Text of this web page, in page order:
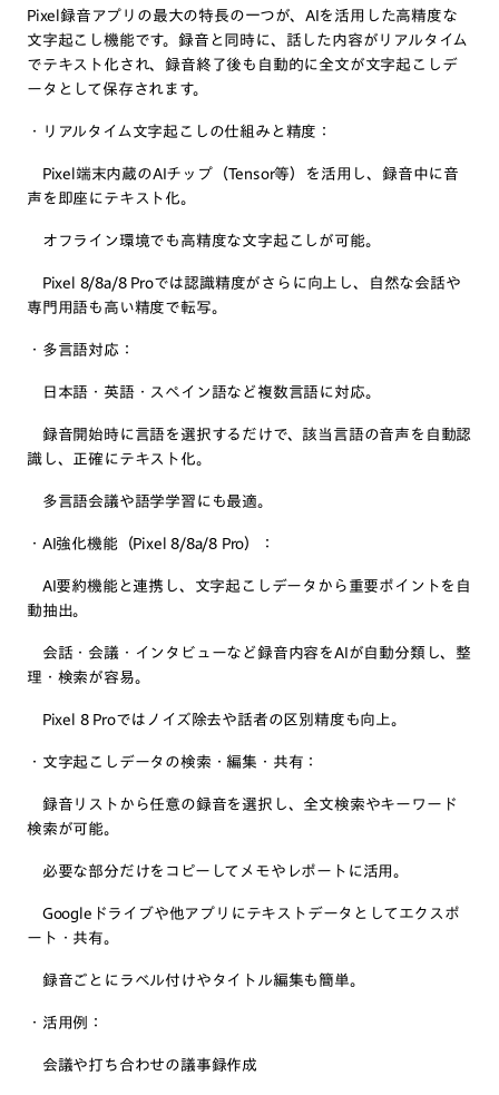
Pixel録音アプリの最大の特長の一つが、AIを活用した高精度な
文字起こし機能です。録音と同時に、話した内容がリアルタイム
でテキスト化され、録音終了後も自動的に全文が文字起こしデ
ータとして保存されます。
・リアルタイム文字起こしの仕組みと精度：
Pixel端末内蔵のAIチップ（Tensor等）を活用し、録音中に音
声を即座にテキスト化。
オフライン環境でも高精度な文字起こしが可能。
Pixel 8/8a/8 Proでは認識精度がさらに向上し、自然な会話や
専門用語も高い精度で転写。
・多言語対応：
日本語・英語・スペイン語など複数言語に対応。
録音開始時に言語を選択するだけで、該当言語の音声を自動認
識し、正確にテキスト化。
多言語会議や語学学習にも最適。
・AI強化機能（Pixel 8/8a/8 Pro）：
AI要約機能と連携し、文字起こしデータから重要ポイントを自
動抽出。
会話・会議・インタビューなど録音内容をAIが自動分類し、整
理・検索が容易。
Pixel 8 Proではノイズ除去や話者の区別精度も向上。
・文字起こしデータの検索・編集・共有：
録音リストから任意の録音を選択し、全文検索やキーワード
検索が可能。
必要な部分だけをコピーしてメモやレポートに活用。
Googleドライブや他アプリにテキストデータとしてエクスポ
ート・共有。
録音ごとにラベル付けやタイトル編集も簡単。
・活用例：
会議や打ち合わせの議事録作成